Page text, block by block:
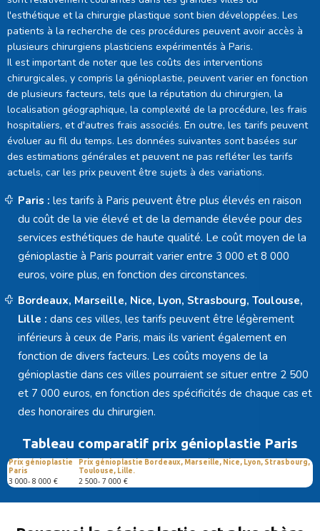
l'esthétique et la chirurgie plastique sont bien développées. Les
patients à la recherche de ces procédures peuvent avoir accès à
plusieurs chirurgiens plasticiens expérimentés à Paris.
Il est important de noter que les coûts des interventions
chirurgicales, y compris la génioplastie, peuvent varier en fonction
de plusieurs facteurs, tels que la réputation du chirurgien, la
localisation géographique, la complexité de la procédure, les frais
hospitaliers, et d'autres frais associés. En outre, les tarifs peuvent
évoluer au fil du temps. Les données suivantes sont basées sur
des estimations générales et peuvent ne pas refléter les tarifs
actuels, car les prix peuvent être sujets à des variations.
Paris : les tarifs à Paris peuvent être plus élevés en raison
du coût de la vie élevé et de la demande élevée pour des
services esthétiques de haute qualité. Le coût moyen de la
génioplastie à Paris pourrait varier entre 3 000 et 8 000
euros, voire plus, en fonction des circonstances.
Bordeaux, Marseille, Nice, Lyon, Strasbourg, Toulouse,
Lille : dans ces villes, les tarifs peuvent être légèrement
inférieurs à ceux de Paris, mais ils varient également en
fonction de divers facteurs. Les coûts moyens de la
génioplastie dans ces villes pourraient se situer entre 2 500
et 7 000 euros, en fonction des spécificités de chaque cas et
des honoraires du chirurgien.
Tableau comparatif prix génioplastie Paris
Prix génioplastie
Paris
Prix génioplastie Bordeaux, Marseille, Nice, Lyon, Strasbourg,
Toulouse, Lille.
3 000- 8 000 € 2 500- 7 000 €